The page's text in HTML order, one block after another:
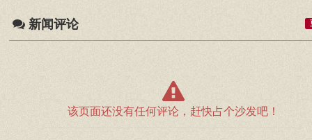
新闻评论
该页面还没有任何评论，赶快占个沙发吧！